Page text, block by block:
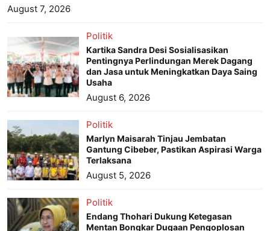
August 7, 2026
Politik
Kartika Sandra Desi Sosialisasikan
Pentingnya Perlindungan Merek Dagang
dan Jasa untuk Meningkatkan Daya Saing
Usaha
August 6, 2026
Politik
Marlyn Maisarah Tinjau Jembatan
Gantung Cibeber, Pastikan Aspirasi Warga
Terlaksana
August 5, 2026
Politik
Endang Thohari Dukung Ketegasan
Mentan Bongkar Dugaan Pengoplosan